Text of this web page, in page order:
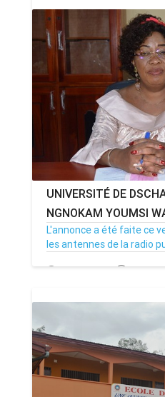
UNIVERSITÉ DE
NGNOKAM YOUMSI
L'annonce a été faite ce
les antennes de la radio
18/06/22 Par